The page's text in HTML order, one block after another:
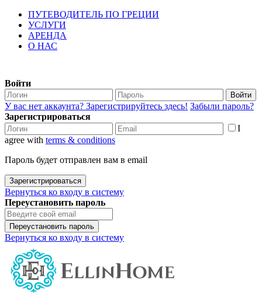
ПУТЕВОДИТЕЛЬ ПО ГРЕЦИИ
УСЛУГИ
АРЕНДА
О НАС
Войти
Войти
У вас нет аккаунта? Зарегистрируйтесь здесь! Забыли пароль?
Зарегистрироваться
I
agree with terms & conditions
Пароль будет отправлен вам в email
Зарегистрироваться
Вернуться ко входу в систему
Переустановить пароль
Переустановить пароль
Вернуться ко входу в систему